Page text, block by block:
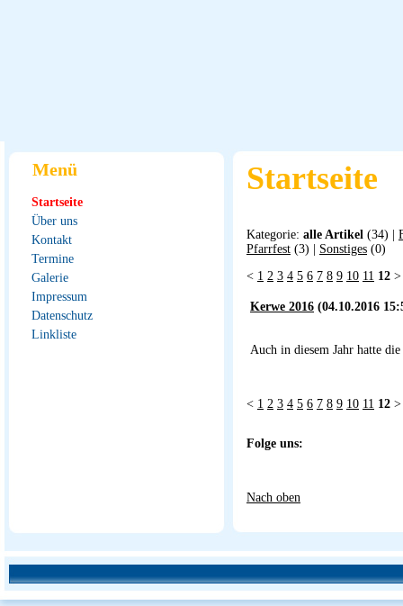
Menü
Startseite
Über uns
Kontakt
Termine
Galerie
Impressum
Datenschutz
Linkliste
Startseite
Kategorie: alle Artikel (34) |
Pfarrfest (3) | Sonstiges (0)
< 1 2 3 4 5 6 7 8 9 10 11 12 >
Kerwe 2016 (04.10.2016
Auch in diesem Jahr hatte
< 1 2 3 4 5 6 7 8 9 10 11 12 >
Folge uns:
Nach oben